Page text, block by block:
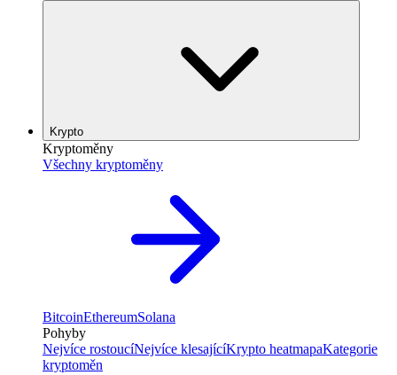
Krypto
Kryptoměny
Všechny kryptoměny
BitcoinEthereumSolana
Pohyby
Nejvíce rostoucíNejvíce klesajícíKrypto heatmapaKategorie
kryptoměn